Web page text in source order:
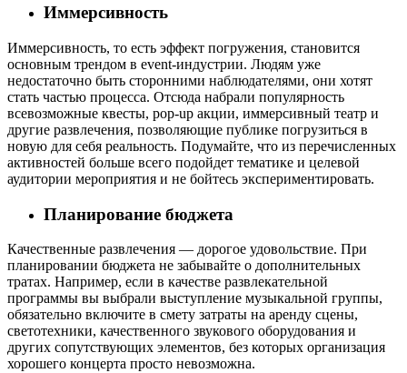
Иммерсивность
Иммерсивность, то есть эффект погружения, становится
основным трендом в event-индустрии. Людям уже
недостаточно быть сторонними наблюдателями, они хотят
стать частью процесса. Отсюда набрали популярность
всевозможные квесты, pop-up акции, иммерсивный театр и
другие развлечения, позволяющие публике погрузиться в
новую для себя реальность. Подумайте, что из перечисленных
активностей больше всего подойдет тематике и целевой
аудитории мероприятия и не бойтесь экспериментировать.
Планирование бюджета
Качественные развлечения — дорогое удовольствие. При
планировании бюджета не забывайте о дополнительных
тратах. Например, если в качестве развлекательной
программы вы выбрали выступление музыкальной группы,
обязательно включите в смету затраты на аренду сцены,
светотехники, качественного звукового оборудования и
других сопутствующих элементов, без которых организация
хорошего концерта просто невозможна.